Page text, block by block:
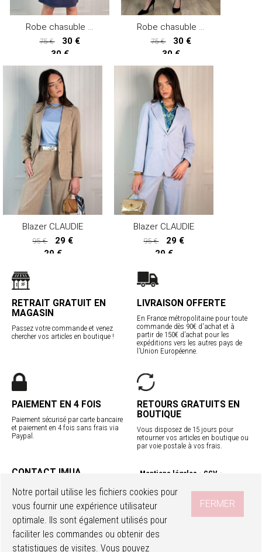
Robe chasuble EMATY
75 €
30 €
30 €
Robe chasuble EMATY
75 €
30 €
30 €
Blazer CLAUDIE
95 €
29 €
29 €
Blazer CLAUDIE
95 €
29 €
29 €
RETRAIT GRATUIT EN
MAGASIN
Passez votre commande et venez
chercher vos articles en boutique !
LIVRAISON OFFERTE
En France métropolitaine pour toute
commande dès 90€ d'achat et à
partir de 150€ d’achat pour les
expéditions vers les autres pays de
l’Union Européenne.
PAIEMENT EN 4 FOIS
Paiement sécurisé par carte bancaire
et paiement en 4 fois sans frais via
Paypal.
RETOURS GRATUITS EN
BOUTIQUE
Vous disposez de 15 jours pour
retourner vos articles en boutique ou
par voie postale à vos frais.
CONTACT IMUA
Contact
Nos boutiques
Mentions légales
CGV
Programme fidélité
Livraisons internationales
Accéder à mon compte
Ma wishlist
SUIVEZ-NOUS
Notre portail utilise les fichiers cookies pour
vous fournir une expérience utilisateur
optimale. Ils sont également utilisés pour
faciliter les commandes ou obtenir des
statistiques de visites. Vous pouvez
FERMER